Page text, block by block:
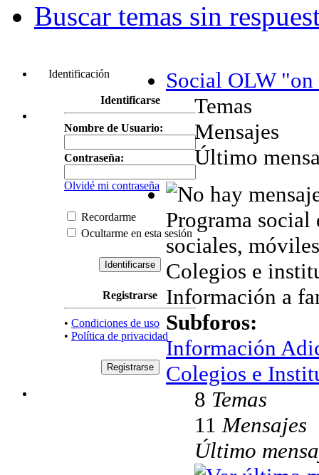
Buscar temas sin
Identificación
Identificarse
Nombre de Usuario:
Contraseña:
Olvidé mi contraseña
Recordarme
Ocultarme en esta sesión
Registrarse
• Condiciones de uso
• Política de privacidad
Social OLW
Temas
Mensajes
Último
Programa social
sociales,
Colegios e
Información a
Subforos:
Información
Colegios e
8 Temas
11Mensajes
Último